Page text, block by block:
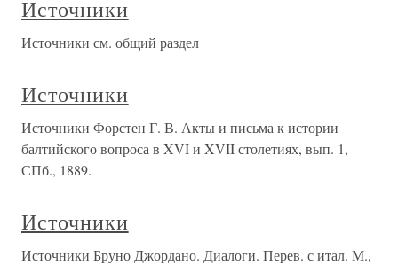
Источники
Источники см. общий раздел
Источники
Источники Форстен Г. В. Акты и письма к истории
балтийского вопроса в XVI и XVII столетиях, вып. 1,
СПб., 1889.
Источники
Источники Бруно Джордано. Диалоги. Перев. с итал. М.,